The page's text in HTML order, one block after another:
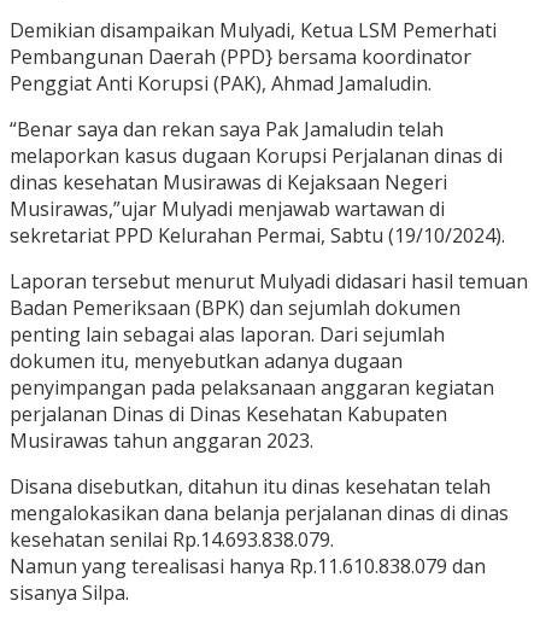
Demikian disampaikan Mulyadi, Ketua LSM Pemerhati
Pembangunan Daerah (PPD} bersama koordinator
Penggiat Anti Korupsi (PAK), Ahmad Jamaludin.
“Benar saya dan rekan saya Pak Jamaludin telah
melaporkan kasus dugaan Korupsi Perjalanan dinas di
dinas kesehatan Musirawas di Kejaksaan Negeri
Musirawas,”ujar Mulyadi menjawab wartawan di
sekretariat PPD Kelurahan Permai, Sabtu (19/10/2024).
Laporan tersebut menurut Mulyadi didasari hasil temuan
Badan Pemeriksaan (BPK) dan sejumlah dokumen
penting lain sebagai alas laporan. Dari sejumlah
dokumen itu, menyebutkan adanya dugaan
penyimpangan pada pelaksanaan anggaran kegiatan
perjalanan Dinas di Dinas Kesehatan Kabupaten
Musirawas tahun anggaran 2023.
Disana disebutkan, ditahun itu dinas kesehatan telah
mengalokasikan dana belanja perjalanan dinas di dinas
kesehatan senilai Rp.14.693.838.079.
Namun yang terealisasi hanya Rp.11.610.838.079 dan
sisanya Silpa.